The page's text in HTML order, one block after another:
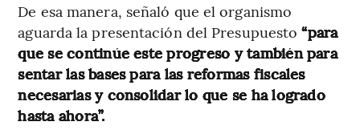
De esa manera, señaló que el organismo
aguarda la presentación del Presupuesto“para
que se continúe este progreso y también para
sentar las bases para las reformas fiscales
necesarias y consolidar lo que se ha logrado
hasta ahora”.